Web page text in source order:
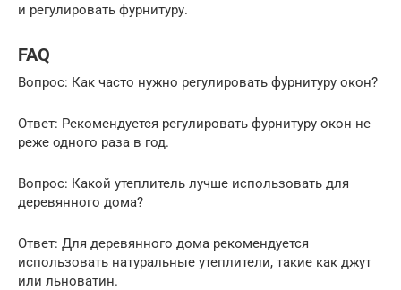
и регулировать фурнитуру.
FAQ
Вопрос: Как часто нужно регулировать фурнитуру окон?
Ответ: Рекомендуется регулировать фурнитуру окон не
реже одного раза в год.
Вопрос: Какой утеплитель лучше использовать для
деревянного дома?
Ответ: Для деревянного дома рекомендуется
использовать натуральные утеплители, такие как джут
или льноватин.